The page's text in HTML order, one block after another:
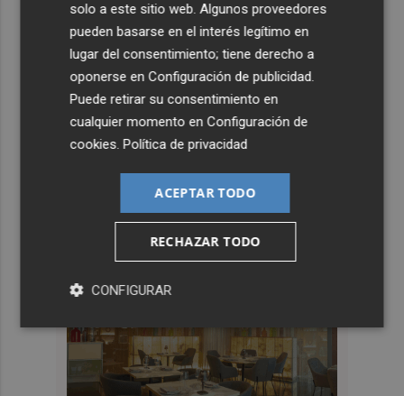
solo a este sitio web. Algunos proveedores
pueden basarse en el interés legítimo en
lugar del consentimiento; tiene derecho a
oponerse enConfiguración de publicidad
Puede retirar su consentimiento en
cualquier momento enConfiguración de
cookies .Política de privacidad
ACEPTAR TODO
RECHAZAR TODO
CONFIGURAR